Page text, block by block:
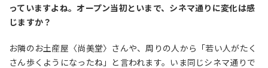
っていますよね。オープン当初といまで、シネマ通りに変化は感
じますか？
お隣のお土産屋〈尚美堂〉さんや、周りの人から「若い人がたく
さん歩くようになったね」と言われます。いま同じシネマ通りで